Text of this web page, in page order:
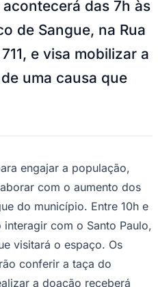
das 7h às
de Sangue, na Rua
e visa mobilizar a
uma causa que
engajar a população,
com o aumento dos
do município. Entre 10h e
com o Santo Paulo,
visitará o espaço. Os
conferir a taça do
a doação receberá